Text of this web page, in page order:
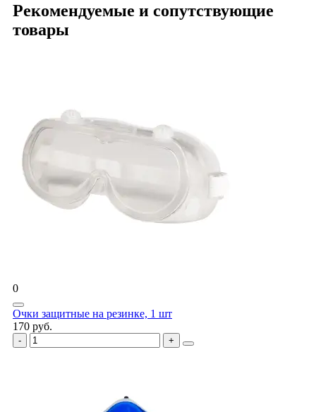
Рекомендуемые и сопутствующие
товары
0
Очки защитные на резинке, 1 шт
170 руб.